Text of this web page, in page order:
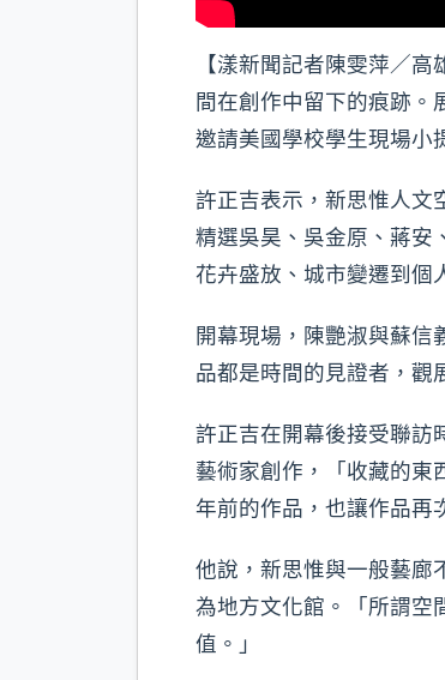
【漾新聞記者陳雯萍／
間在創作中留下的痕跡
邀請美國學校學生現場小
許正吉表示，新思惟人文
精選吳昊、吳金原、蔣安
花卉盛放、城市變遷到個
開幕現場，陳艷淑與蘇信
品都是時間的見證者，觀
許正吉在開幕後接受聯訪
藝術家創作，「收藏的東
年前的作品，也讓作品再
他說，新思惟與一般藝廊
為地方文化館。「所謂空
值。」